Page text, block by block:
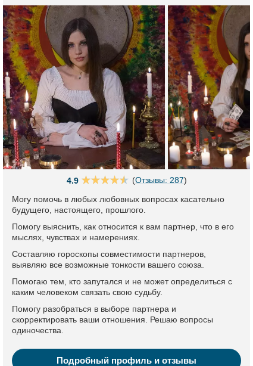
4.9 (Отзывы: 287)
Могу помочь в любых любовных вопросах касательно
будущего, настоящего, прошлого.
Помогу выяснить, как относится к вам партнер, что в его
мыслях, чувствах и намерениях.
Составляю гороскопы совместимости партнеров,
выявляю все возможные тонкости вашего союза.
Помогаю тем, кто запутался и не может определиться с
каким человеком связать свою судьбу.
Помогу разобраться в выборе партнера и
скорректировать ваши отношения. Решаю вопросы
одиночества.
Подробный профиль и отзывы